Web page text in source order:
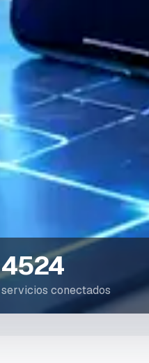
4524
servicios conectados